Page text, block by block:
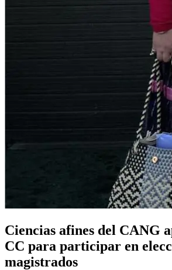
Ciencias afines del CANG
CC para participar en
magistrados